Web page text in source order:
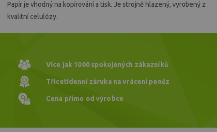
Papír je vhodný na kopírování a tisk. Je strojně hlazený, vyrobený z
kvalitní celulózy.
Více jak 1000spokojených zákazníků
Třicetidenní záruka na vrácení peněz
Cena přímo od výrobce